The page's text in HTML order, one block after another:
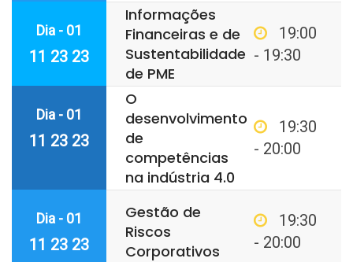
Dia - 01
11 23 23
Informações
Financeiras e de
Sustentabilidade
de PME
19:00
- 19:30
Dia - 01
11 23 23
O
desenvolvimento
de
competências
na indústria 4.0
19:30
- 20:00
Dia - 01
11 23 23
Gestão de
Riscos
Corporativos
19:30
- 20:00